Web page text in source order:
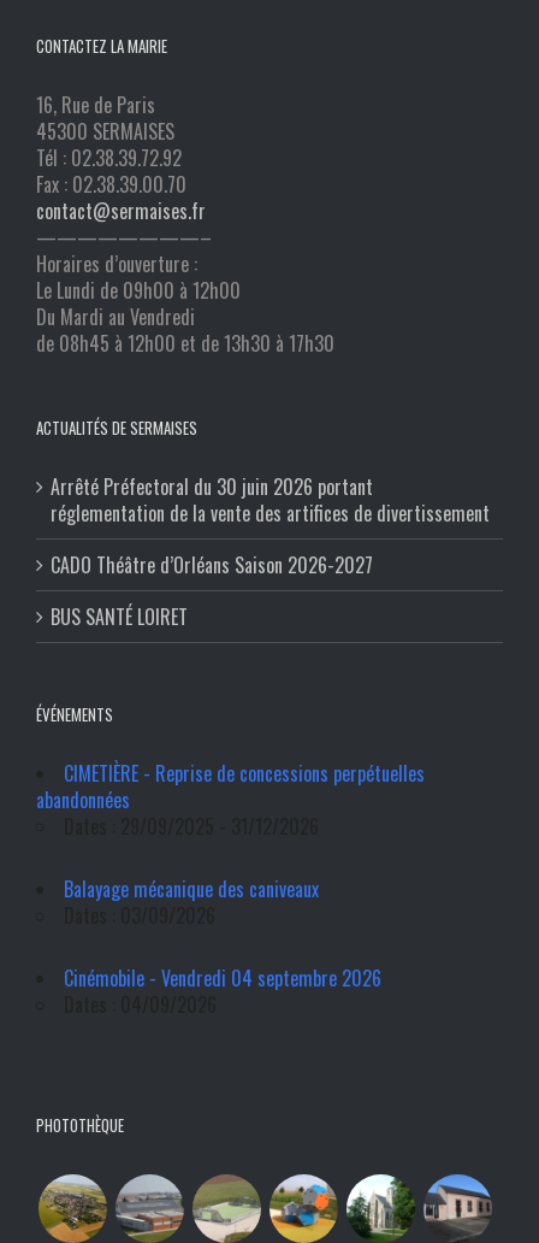
CONTACTEZ LA MAIRIE
16, Rue de Paris
45300 SERMAISES
Tél : 02.38.39.72.92
Fax : 02.38.39.00.70
contact@sermaises.fr
————————–
Horaires d’ouverture :
Le Lundi de 09h00 à 12h00
Du Mardi au Vendredi
de 08h45 à 12h00 et de 13h30 à 17h30
ACTUALITÉS DE SERMAISES
Arrêté Préfectoral du 30 juin 2026 portant
réglementation de la vente des artifices de divertissement
CADO Théâtre d’Orléans Saison 2026-2027
BUS SANTÉ LOIRET
ÉVÉNEMENTS
CIMETIÈRE - Reprise de concessions perpétuelles
abandonnées
Balayage mécanique des caniveaux
Cinémobile - Vendredi 04 septembre 2026
PHOTOTHÈQUE